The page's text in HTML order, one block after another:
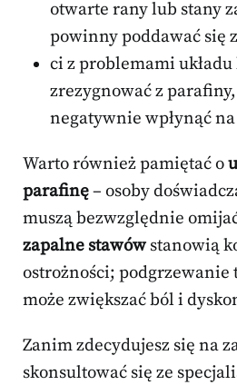
otwarte rany lub stany
powinny poddawać się
ci z problemami
zrezygnować z
negatywnie wpłynąć
Warto również pamiętać o
parafinę– osoby
muszą bezwzględnie
zapalne stawów stanowią
ostrożności; podgrzewanie
może zwiększać ból i
Zanim zdecydujesz się na
skonsultować się ze